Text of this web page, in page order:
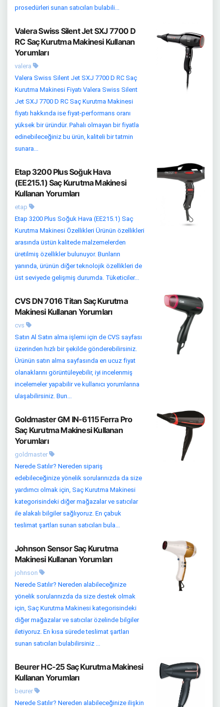
prosedürleri sunan satıcıları bulabili...
Valera Swiss Silent Jet SXJ 7700 D
RC Saç Kurutma Makinesi Kullanan
Yorumları
valera
Valera Swiss Silent Jet SXJ 7700 D RC Saç
Kurutma Makinesi Fiyatı Valera Swiss Silent
Jet SXJ 7700 D RC Saç Kurutma Makinesi
fiyatı hakkında ise fiyat-performans oranı
yüksek bir üründür. Pahalı olmayan bir fiyatla
edinebileceğiniz bu ürün, kaliteli bir tatmin
sunara...
Etap 3200 Plus Soğuk Hava
(EE215.1) Saç Kurutma Makinesi
Kullanan Yorumları
etap
Etap 3200 Plus Soğuk Hava (EE215.1) Saç
Kurutma Makinesi Özellikleri Ürünün özellikleri
arasında üstün kalitede malzemelerden
üretilmiş özellikler bulunuyor. Bunların
yanında, ürünün diğer teknolojik özellikleri de
üst seviyede gelişmiş durumda. Tüketiciler...
CVS DN 7016 Titan Saç Kurutma
Makinesi Kullanan Yorumları
cvs
Satın Al Satın alma işlemi için de CVS sayfası
üzerinden hızlı bir şekilde gönderebilirsiniz.
Ürünün satın alma sayfasında en ucuz fiyat
olanaklarını görüntüleyebilir, iyi incelenmiş
incelemeler yapabilir ve kullanıcı yorumlarına
ulaşabilirsiniz. Bun...
Goldmaster GM IN-6115 Ferra Pro
Saç Kurutma Makinesi Kullanan
Yorumları
goldmaster
Nerede Satılır? Nereden sipariş
edebileceğinize yönelik sorularınızda da size
yardımcı olmak için, Saç Kurutma Makinesi
kategorisindeki diğer mağazalar ve satıcılar
ile alakalı bilgiler sağlıyoruz. En çabuk
teslimat şartları sunan satıcıları bula...
Johnson Sensor Saç Kurutma
Makinesi Kullanan Yorumları
johnson
Nerede Satılır? Nereden alabileceğinize
yönelik sorularınızda da size destek olmak
için, Saç Kurutma Makinesi kategorisindeki
diğer mağazalar ve satıcılar özelinde bilgiler
iletiyoruz. En kısa sürede teslimat şartları
sunan satıcıları bulabilirsiniz ...
Beurer HC-25 Saç Kurutma Makinesi
Kullanan Yorumları
beurer
Nerede Satılır? Nereden alabileceğinize ilişkin